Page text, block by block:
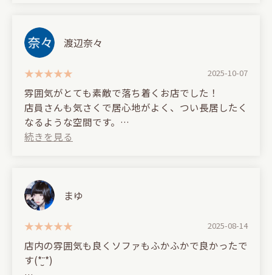
More than anything, the owner is friendly and fun
to chat to, so be sure to stop by if you're in
With a stylish and relaxed atmosphere, this shisha
bar is truly a hidden gem for adults.
The bar has a spacious counter and three
comfortable sofa table seats, making it a
comfortable place to spend time, whether you're
alone or in a group.
The staff are very attentive and have a wealth of
knowledge about shisha and flavors. They offer
menu suggestions to suit your preferences and
commitment to shisha.
Another great thing is that they're open until the
This bar is perfect for a relaxing evening of
conversation or a relaxing time.
*Please note: Closed on Tuesdays
渡辺奈々
2025-10-07
雰囲気がとても素敵で落ち着くお店でした！
店員さんも気さくで居心地がよく、つい長居したく
なるような空間です。
シーシャも香りが良くて、とてもリラックスできま
(Translated by Google)
It was a lovely and relaxing place with a wonderful
atmosphere!
The staff were friendly and made me feel
comfortable; it's the kind of place you want to
linger in.
まゆ
2025-08-14
店内の雰囲気も良くソファもふかふかで良かったで
す(*¨̮*)